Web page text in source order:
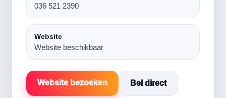
036 521 2390
Website
Website beschikbaar
Website bezoeken Bel direct